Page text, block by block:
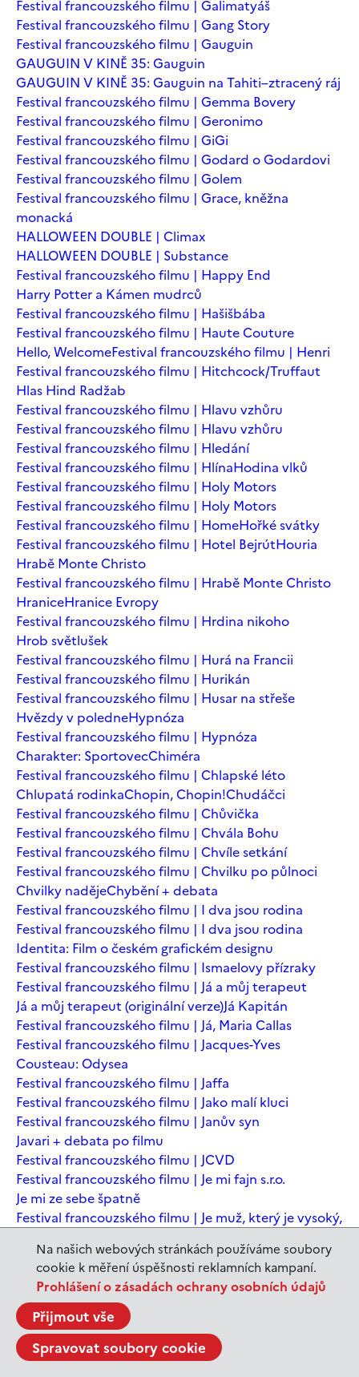
Na našich webových stránkách používáme soubory
cookie k měření úspěšnosti reklamních kampaní.
Prohlášení o zásadách ochrany osobních údajů
Přijmout vše
Spravovat soubory cookie
Festival francouzského filmu | Galimatyáš
Festival francouzského filmu | Gang Story
Festival francouzského filmu | Gauguin
GAUGUIN V KINĚ 35: Gauguin
GAUGUIN V KINĚ 35: Gauguin na Tahiti–ztracený ráj
Festival francouzského filmu | Gemma Bovery
Festival francouzského filmu | Geronimo
Festival francouzského filmu | GiGi
Festival francouzského filmu | Godard o Godardovi
Festival francouzského filmu | Golem
Festival francouzského filmu | Grace, kněžna
monacká
HALLOWEEN DOUBLE | Climax
HALLOWEEN DOUBLE | Substance
Festival francouzského filmu | Happy End
Harry Potter a Kámen mudrců
Festival francouzského filmu | Hašišbába
Festival francouzského filmu | Haute Couture
Hello, WelcomeFestival francouzského filmu | Henri
Festival francouzského filmu | Hitchcock/Truffaut
Hlas Hind Radžab
Festival francouzského filmu | Hlavu vzhůru
Festival francouzského filmu | Hlavu vzhůru
Festival francouzského filmu | Hledání
Festival francouzského filmu | HlínaHodina vlků
Festival francouzského filmu | Holy Motors
Festival francouzského filmu | Holy Motors
Festival francouzského filmu | HomeHořké svátky
Festival francouzského filmu | Hotel BejrútHouria
Hrabě Monte Christo
Festival francouzského filmu | Hrabě Monte Christo
HraniceHranice Evropy
Festival francouzského filmu | Hrdina nikoho
Hrob světlušek
Festival francouzského filmu | Hurá na Francii
Festival francouzského filmu | Hurikán
Festival francouzského filmu | Husar na střeše
Hvězdy v poledneHypnóza
Festival francouzského filmu | Hypnóza
Charakter: SportovecChiméra
Festival francouzského filmu | Chlapské léto
Chlupatá rodinkaChopin, Chopin!Chudáčci
Festival francouzského filmu | Chůvička
Festival francouzského filmu | Chvála Bohu
Festival francouzského filmu | Chvíle setkání
Festival francouzského filmu | Chvilku po půlnoci
Chvilky nadějeChybění + debata
Festival francouzského filmu | I dva jsou rodina
Festival francouzského filmu | I dva jsou rodina
Identita: Film o českém grafickém designu
Festival francouzského filmu | Ismaelovy přízraky
Festival francouzského filmu | Já a můj terapeut
Já a můj terapeut (originální verze)Já Kapitán
Festival francouzského filmu | Já, Maria Callas
Festival francouzského filmu | Jacques-Yves
Cousteau: Odysea
Festival francouzského filmu | Jaffa
Festival francouzského filmu | Jako malí kluci
Festival francouzského filmu | Janův syn
Javari + debata po filmu
Festival francouzského filmu | JCVD
Festival francouzského filmu | Je mi fajn s.r.o.
Je mi ze sebe špatně
Festival francouzského filmu | Je muž, který je vysoký,
Chomským
Festival francouzského filmu | Je to jen konec světa
Festival francouzského filmu | Je to jen konec světa
Festival francouzského filmu | Jeanne du Barry -
Králova milenka
Jeanne du Barry – Králova milenka